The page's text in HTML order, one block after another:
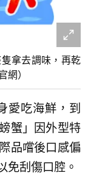
拿去調味，再乾
網）
愛吃海鮮，到
蟹」因外型特
品嚐後口感偏
免刮傷口腔。